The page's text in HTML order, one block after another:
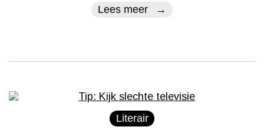
Lees meer
Literair